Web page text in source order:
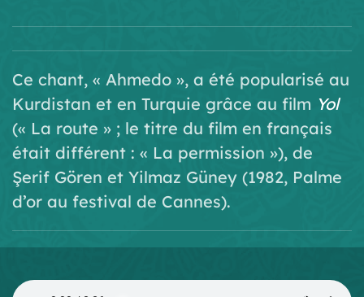
Ce chant, « Ahmedo », a été popularisé au
Kurdistan et en Turquie grâce au film Yol
(« La route » ; le titre du film en français
était différent : « La permission »), de
Şerif Gören et Yilmaz Güney (1982, Palme
d’or au festival de Cannes).